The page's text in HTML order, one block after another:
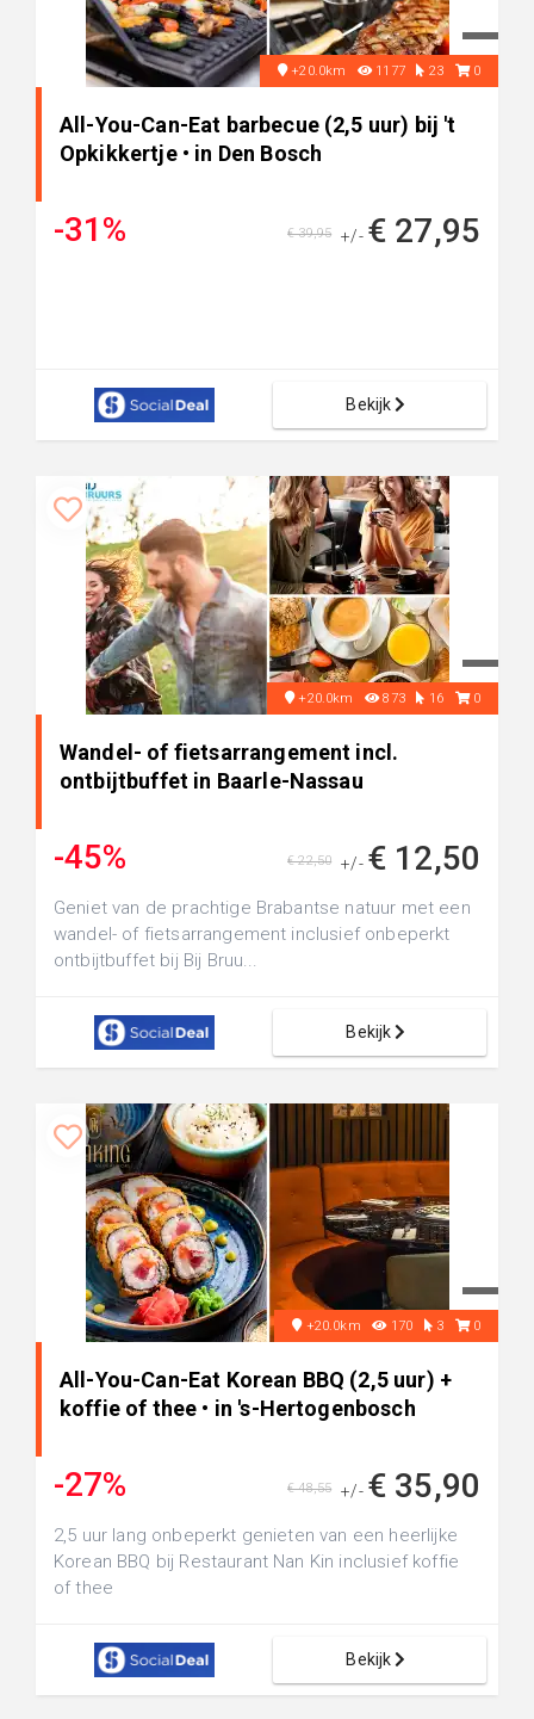
+20.0km 1177 23 0
All-You-Can-Eat barbecue (2,5 uur) bij 't
Opkikkertje • in Den Bosch
-31% +/- € 27,95
€ 39,95
Bekijk
+20.0km 873 16 0
Wandel- of fietsarrangement incl.
ontbijtbuffet in Baarle-Nassau
-45% +/- € 12,50
€ 22,50
Geniet van de prachtige Brabantse natuur met een
wandel- of fietsarrangement inclusief onbeperkt
ontbijtbuffet bij Bij Bruu...
Bekijk
+20.0km 170 3 0
All-You-Can-Eat Korean BBQ (2,5 uur) +
koffie of thee • in 's-Hertogenbosch
-27% +/- € 35,90
€ 48,55
2,5 uur lang onbeperkt genieten van een heerlijke
Korean BBQ bij Restaurant Nan Kin inclusief koffie
of thee
Bekijk